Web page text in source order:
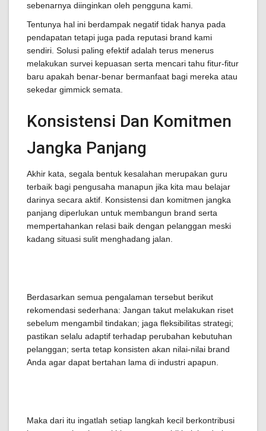
sebenarnya diinginkan oleh pengguna kami.
Tentunya hal ini berdampak negatif tidak hanya pada
pendapatan tetapi juga pada reputasi brand kami
sendiri. Solusi paling efektif adalah terus menerus
melakukan survei kepuasan serta mencari tahu fitur-fitur
baru apakah benar-benar bermanfaat bagi mereka atau
sekedar gimmick semata.
Konsistensi Dan Komitmen
Jangka Panjang
Akhir kata, segala bentuk kesalahan merupakan guru
terbaik bagi pengusaha manapun jika kita mau belajar
darinya secara aktif. Konsistensi dan komitmen jangka
panjang diperlukan untuk membangun brand serta
mempertahankan relasi baik dengan pelanggan meski
kadang situasi sulit menghadang jalan.
Berdasarkan semua pengalaman tersebut berikut
rekomendasi sederhana: Jangan takut melakukan riset
sebelum mengambil tindakan; jaga fleksibilitas strategi;
pastikan selalu adaptif terhadap perubahan kebutuhan
pelanggan; serta tetap konsisten akan nilai-nilai brand
Anda agar dapat bertahan lama di industri apapun.
Maka dari itu ingatlah setiap langkah kecil berkontribusi